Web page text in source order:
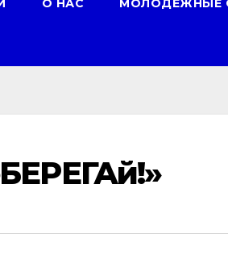
О НАС МОЛОДЕЖНЫЕ